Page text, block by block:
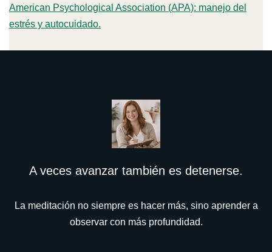
American Psychological Association (APA): manejo del
estrés y autocuidado.
A veces avanzar también es detenerse.
La meditación no siempre es hacer más, sino aprender a
observar con más profundidad.